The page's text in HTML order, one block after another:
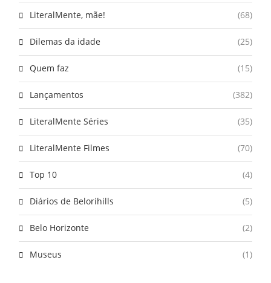
LiteralMente, mãe! (68)
Dilemas da idade (25)
Quem faz (15)
Lançamentos (382)
LiteralMente Séries (35)
LiteralMente Filmes (70)
Top 10 (4)
Diários de Belorihills (5)
Belo Horizonte (2)
Museus (1)